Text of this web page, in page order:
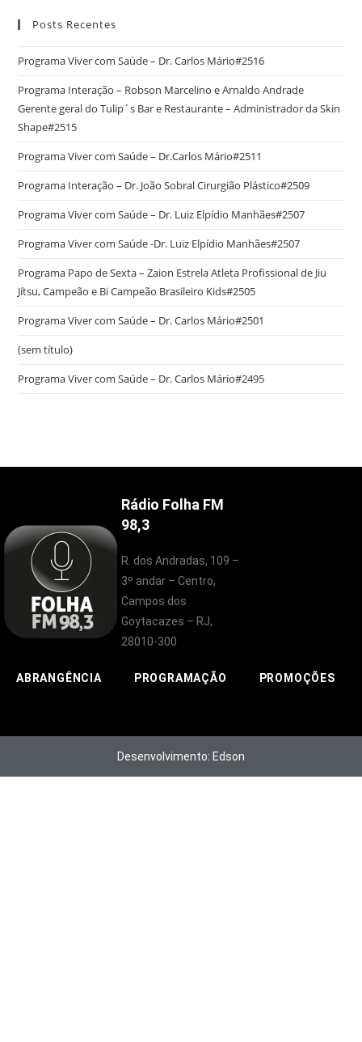
Posts Recentes
Programa Viver com Saúde – Dr. Carlos Mário#2516
Programa Interação – Robson Marcelino e Arnaldo Andrade
Gerente geral do Tulip´s Bar e Restaurante – Administrador da Skin
Shape#2515
Programa Viver com Saúde – Dr.Carlos Mário#2511
Programa Interação – Dr. João Sobral Cirurgião Plástico#2509
Programa Viver com Saúde – Dr. Luiz Elpídio Manhães#2507
Programa Viver com Saúde -Dr. Luiz Elpídio Manhães#2507
Programa Papo de Sexta – Zaion Estrela Atleta Profissional de Jiu
Jítsu, Campeão e Bi Campeão Brasileiro Kids#2505
Programa Viver com Saúde – Dr. Carlos Mário#2501
(sem título)
Programa Viver com Saúde – Dr. Carlos Mário#2495
Rádio Folha FM
98,3
R. dos Andradas, 109 –
3º andar – Centro,
Campos dos
Goytacazes – RJ,
28010-300
ABRANGÊNCIA PROGRAMAÇÃO PROMOÇÕES
Desenvolvimento: Edson